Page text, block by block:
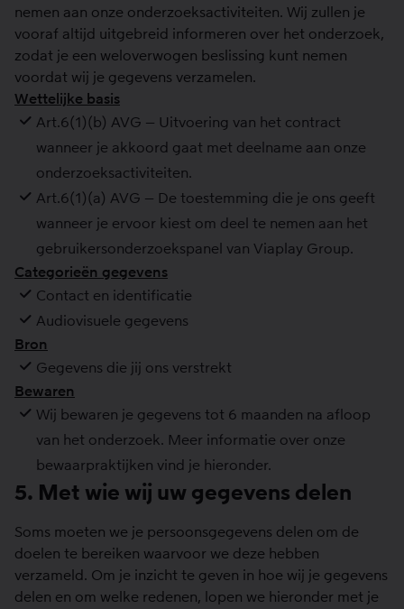
nemen aan onze onderzoeksactiviteiten. Wij zullen je
vooraf altijd uitgebreid informeren over het onderzoek,
zodat je een weloverwogen beslissing kunt nemen
voordat wij je gegevens verzamelen.
Wettelijke basis
Art.6(1)(b) AVG – Uitvoering van het contract
wanneer je akkoord gaat met deelname aan onze
onderzoeksactiviteiten.
Art.6(1)(a) AVG – De toestemming die je ons geeft
wanneer je ervoor kiest om deel te nemen aan het
gebruikersonderzoekspanel van Viaplay Group.
Categorieën gegevens
Contact en identificatie
Audiovisuele gegevens
Bron
Gegevens die jij ons verstrekt
Bewaren
Wij bewaren je gegevens tot 6 maanden na afloop
van het onderzoek. Meer informatie over onze
bewaarpraktijken vind je hieronder.
5. Met wie wij uw gegevens delen
Soms moeten we je persoonsgegevens delen om de
doelen te bereiken waarvoor we deze hebben
verzameld. Om je inzicht te geven in hoe wij je gegevens
delen en om welke redenen, lopen we hieronder met je